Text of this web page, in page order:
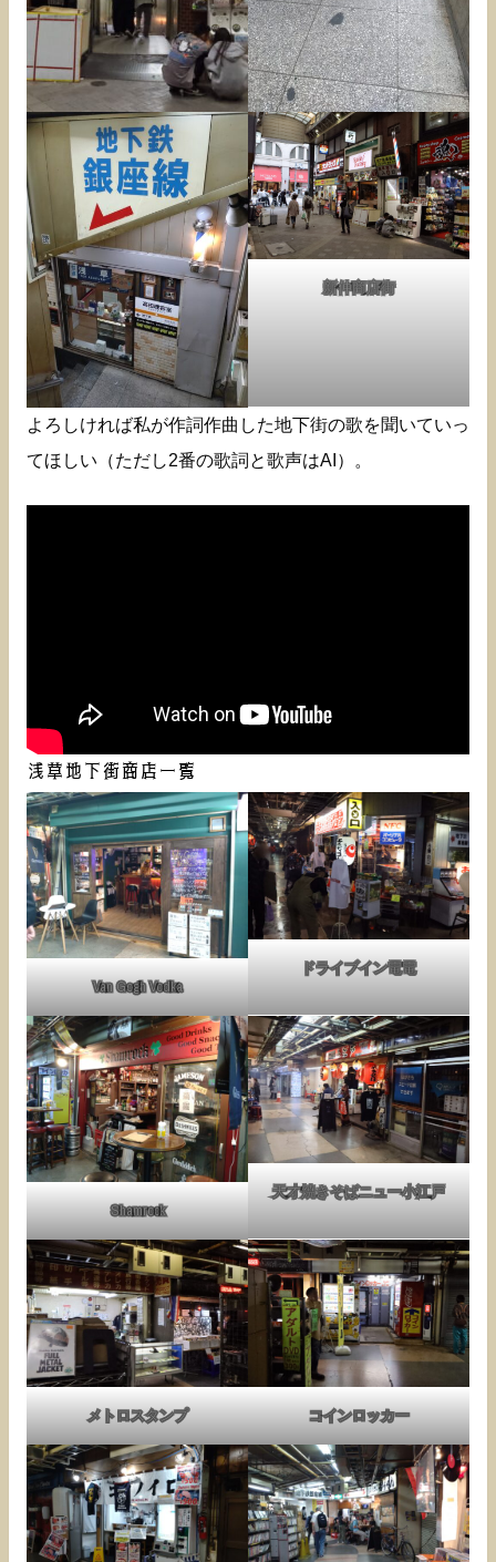
新仲商店街
よろしければ私が作詞作曲した地下街の歌を聞いていっ
てほしい（ただし2番の歌詞と歌声はAI）。
浅草地下街商店一覧
Van Gogh Vodka
ドライブイン電電
Shamrock
天才焼きそばニュー小江戸
メトロスタンプ コインロッカー